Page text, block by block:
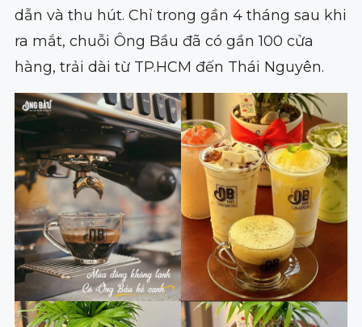
dẫn và thu hút. Chỉ trong gần 4 tháng sau khi
ra mắt, chuỗi Ông Bầu đã có gần 100 cửa
hàng, trải dài từ TP.HCM đến Thái Nguyên.